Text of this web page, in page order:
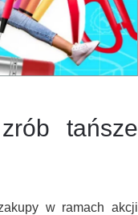
tańsze
w ramach akcji